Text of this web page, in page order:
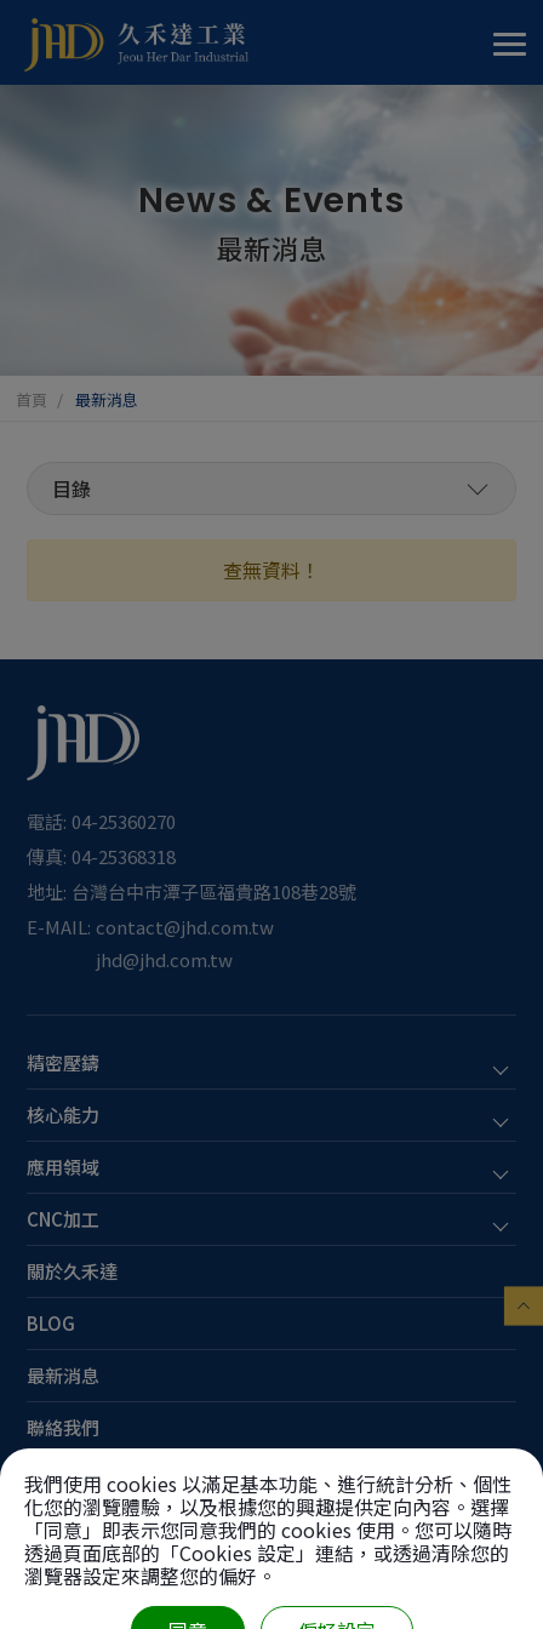
News & Events
最新消息
首頁 最新消息
展覽資訊
最新消息
查無資料！
電話: 04-25360270
傳真: 04-25368318
地址: 台灣台中市潭子區福貴路108巷28號
E-MAIL: contact@jhd.com.tw
jhd@jhd.com.tw
精密壓鑄
核心能力
應用領域
CNC加工
關於久禾達
BLOG
最新消息
聯絡我們
網站地圖
Cookie管理面板
我們使用 cookies 以滿足基本功能、進行統計分析、個性
化您的瀏覽體驗，以及根據您的興趣提供定向內容。選擇
「同意」即表示您同意我們的 cookies 使用。您可以隨時
透過頁面底部的「Cookies 設定」連結，或透過清除您的
瀏覽器設定來調整您的偏好。